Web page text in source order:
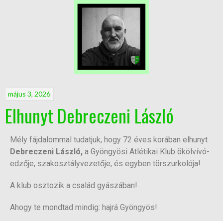
május 3, 2026
Elhunyt Debreczeni László
Mély fájdalommal tudatjuk, hogy 72 éves korában elhunyt
Debreczeni László, a Gyöngyösi Atlétikai Klub ökölvívó-
edzője, szakosztályvezetője, és egyben törszurkolója!
A klub osztozik a család gyászában!
Ahogy te mondtad mindig: hajrá Gyöngyös!